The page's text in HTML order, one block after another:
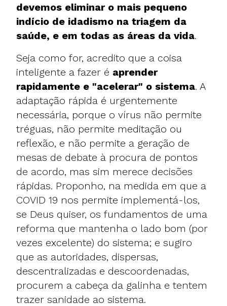
devemos eliminar o mais pequeno
indício de idadismo na triagem da
saúde, e em todas as áreas da vida.
Seja como for, acredito que a coisa
inteligente a fazer é aprender
rapidamente e "acelerar" o sistema. A
adaptação rápida é urgentemente
necessária, porque o vírus não permite
tréguas, não permite meditação ou
reflexão, e não permite a geração de
mesas de debate à procura de pontos
de acordo, mas sim merece decisões
rápidas. Proponho, na medida em que a
COVID 19 nos permite implementá-los,
se Deus quiser, os fundamentos de uma
reforma que mantenha o lado bom (por
vezes excelente) do sistema; e sugiro
que as autoridades, dispersas,
descentralizadas e descoordenadas,
procurem a cabeça da galinha e tentem
trazer sanidade ao sistema.